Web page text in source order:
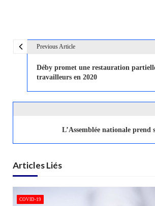
N
g
i
n
d
e
Previous Article
Déby promet une restauration
travailleurs en 2020
L’Assemblée nationale prend
Articles Liés
COVID-19